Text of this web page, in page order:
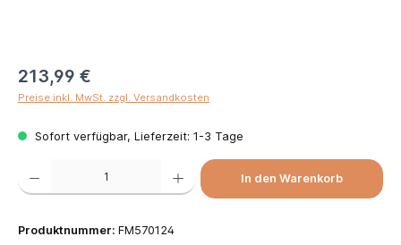
213,99 €
Preise inkl. MwSt. zzgl. Versandkosten
Sofort verfügbar, Lieferzeit: 1-3 Tage
Produkt Anzahl: Gib den gewünschten Wert ein oder benutze die Schaltflächen um die
In den Warenkorb
Produktnummer: FM570124